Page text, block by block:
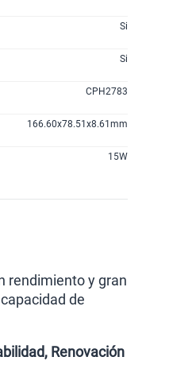
Si
Si
CPH2783
166.60x78.51x8.61mm
15W
rendimiento y gran
de
Renovación